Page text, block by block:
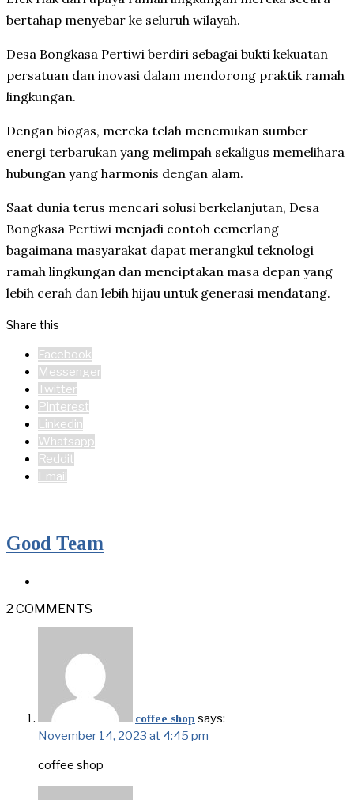
bertahap menyebar ke seluruh wilayah.
Desa Bongkasa Pertiwi berdiri sebagai bukti kekuatan
persatuan dan inovasi dalam mendorong praktik ramah
lingkungan.
Dengan biogas, mereka telah menemukan sumber
energi terbarukan yang melimpah sekaligus memelihara
hubungan yang harmonis dengan alam.
Saat dunia terus mencari solusi berkelanjutan, Desa
Bongkasa Pertiwi menjadi contoh cemerlang
bagaimana masyarakat dapat merangkul teknologi
ramah lingkungan dan menciptakan masa depan yang
lebih cerah dan lebih hijau untuk generasi mendatang.
Share this
Facebook
Messenger
Twitter
Pinterest
Linkedin
Whatsapp
Reddit
Email
Good Team
2 COMMENTS
coffee shop says:
November 14, 2023 at 4:45 pm
coffee shop